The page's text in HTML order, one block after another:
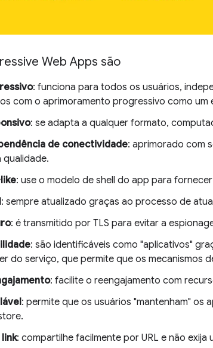
Web Apps são
: funciona para todos os usuários,
com o aprimoramento progressivo como um
: se adapta a qualquer formato,
de conectividade: aprimorado com
qualidade.
: use o modelo de shell do app para
: sempre atualizado graças ao processo de
: é transmitido por TLS para evitar a
: são identificáveis como "aplicativos"
do serviço, que permite que os mecanismos
: facilite o reengajamento com
: permite que os usuários "mantenham" os
: compartilhe facilmente por URL e não exija